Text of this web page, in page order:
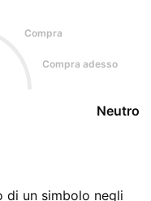
Compra
Compra adesso
Neutro
di un simbolo negli